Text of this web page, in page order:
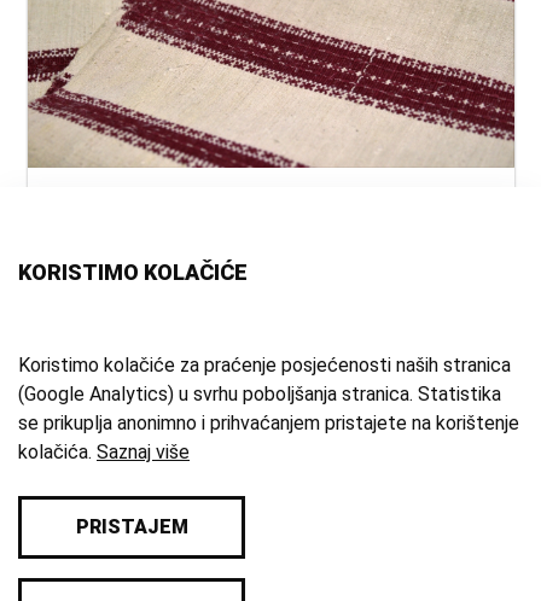
vrsta
ručnik
materijal:
lan ; pamuk ; domaće platno
mjesto:
Domaslovec
zbirka:
Etnografska zbirka
© 2026 Samoborski muzej
KORISTIMO KOLAČIĆE
Koristimo kolačiće za praćenje posjećenosti naših stranica
(Google Analytics) u svrhu poboljšanja stranica. Statistika
se prikuplja anonimno i prihvaćanjem pristajete na korištenje
kolačića. Saznaj više
PRISTAJEM